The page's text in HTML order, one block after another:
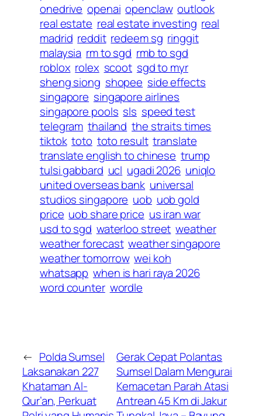
onedrive openai openclaw outlook
real estate real estate investing real
madrid reddit redeem sg ringgit
malaysia rm to sgd rmb to sgd
roblox rolex scoot sgd to myr
sheng siong shopee side effects
singapore singapore airlines
singapore pools sls speed test
telegram thailand the straits times
tiktok toto toto result translate
translate english to chinese trump
tulsi gabbard ucl ugadi 2026 uniqlo
united overseas bank universal
studios singapore uob uob gold
price uob share price us iran war
usd to sgd waterloo street weather
weather forecast weather singapore
weather tomorrow wei koh
whatsapp when is hari raya 2026
word counter wordle
← Polda Sumsel
Laksanakan 227
Khataman Al-
Qur’an, Perkuat
Gerak Cepat Polantas
Sumsel Dalam Mengurai
Kemacetan Parah Atasi
Antrean 45 Km di Jakur